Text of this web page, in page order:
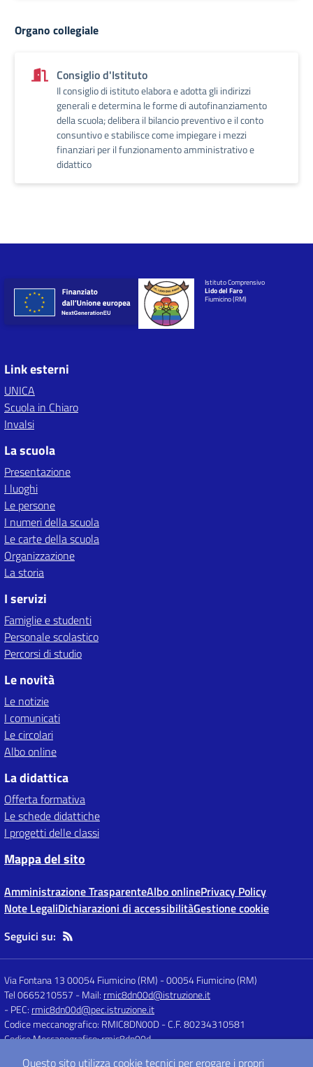
Organo collegiale
Consiglio d'Istituto
Il consiglio di istituto elabora e adotta gli indirizzi
generali e determina le forme di autofinanziamento
della scuola; delibera il bilancio preventivo e il conto
consuntivo e stabilisce come impiegare i mezzi
finanziari per il funzionamento amministrativo e
didattico
Istituto Comprensivo
Lido del Faro
Fiumicino (RM)
Link esterni
UNICA
Scuola in Chiaro
Invalsi
La scuola
Presentazione
I luoghi
Le persone
I numeri della scuola
Le carte della scuola
Organizzazione
La storia
I servizi
Famiglie e studenti
Personale scolastico
Percorsi di studio
Le novità
Le notizie
I comunicati
Le circolari
Albo online
La didattica
Offerta formativa
Le schede didattiche
I progetti delle classi
Mappa del sito
Amministrazione TrasparenteAlbo onlinePrivacy Policy
Note LegaliDichiarazioni di accessibilitàGestione cookie
Seguici su:
Via Fontana 13 00054 Fiumicino (RM) -00054 Fiumicino (RM)
Tel 0665210557 - Mail: rmic8dn00d@istruzione.it
- PEC: rmic8dn00d@pec.istruzione.it
Codice meccanografico: RMIC8DN00D- C.F. 80234310581
Codice Meccanografico: rmic8dn00d
Questo sito utilizza cookie tecnici per erogare i propri